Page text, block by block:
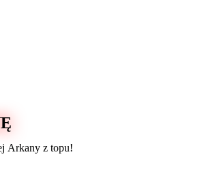
Arkany z topu!